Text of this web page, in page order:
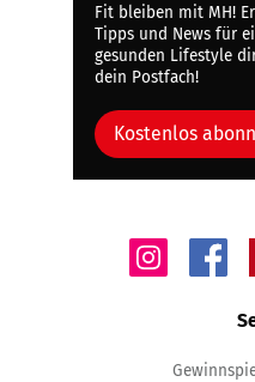
Fit bleiben mit MH!
Tipps und News für
gesunden Lifestyle
dein Postfach!
Kostenlos